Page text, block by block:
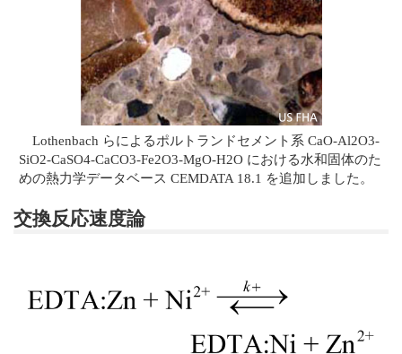
Lothenbach らによるポルトランドセメント系 CaO-Al2O3-
SiO2-CaSO4-CaCO3-Fe2O3-MgO-H2O における水和固体のた
めの熱力学データベース CEMDATA 18.1 を追加しました。
交換反応速度論